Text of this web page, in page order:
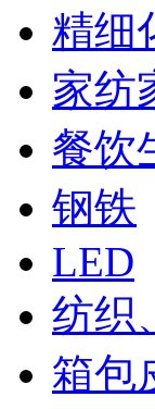
精细
家纺
餐饮
钢铁
LED
纺织
箱包